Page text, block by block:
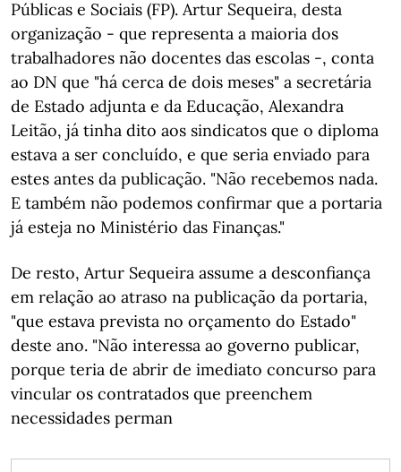
Públicas e Sociais (FP). Artur Sequeira, desta
organização - que representa a maioria dos
trabalhadores não docentes das escolas -, conta
ao DN que "há cerca de dois meses" a secretária
de Estado adjunta e da Educação, Alexandra
Leitão, já tinha dito aos sindicatos que o diploma
estava a ser concluído, e que seria enviado para
estes antes da publicação. "Não recebemos nada.
E também não podemos confirmar que a portaria
já esteja no Ministério das Finanças."
De resto, Artur Sequeira assume a desconfiança
em relação ao atraso na publicação da portaria,
"que estava prevista no orçamento do Estado"
deste ano. "Não interessa ao governo publicar,
porque teria de abrir de imediato concurso para
vincular os contratados que preenchem
necessidades perman